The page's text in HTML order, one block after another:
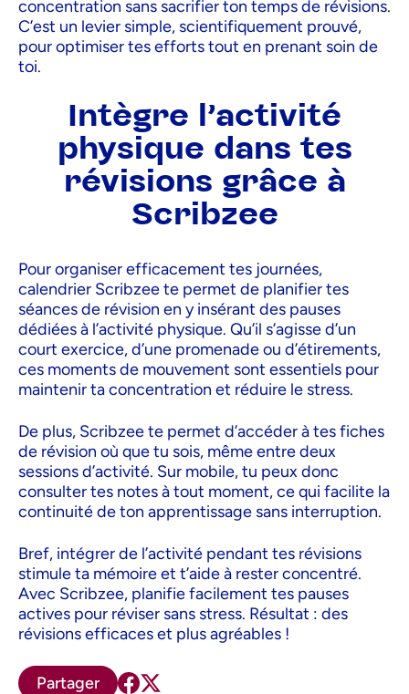
concentration sans sacrifier ton temps de révisions.
C’est un levier simple, scientifiquement prouvé,
pour optimiser tes efforts tout en prenant soin de
toi.
Intègre l’activité
physique dans tes
révisions grâce à
Scribzee
Pour organiser efficacement tes journées,
calendrier Scribzee te permet de planifier tes
séances de révision en y insérant des pauses
dédiées à l’activité physique. Qu’il s’agisse d’un
court exercice, d’une promenade ou d’étirements,
ces moments de mouvement sont essentiels pour
maintenir ta concentration et réduire le stress.
De plus, Scribzee te permet d’accéder à tes fiches
de révision où que tu sois, même entre deux
sessions d’activité. Sur mobile, tu peux donc
consulter tes notes à tout moment, ce qui facilite la
continuité de ton apprentissage sans interruption.
Bref, intégrer de l’activité pendant tes révisions
stimule ta mémoire et t’aide à rester concentré.
Avec Scribzee, planifie facilement tes pauses
actives pour réviser sans stress. Résultat : des
révisions efficaces et plus agréables !
Partager